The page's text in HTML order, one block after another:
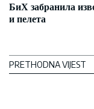
БиХ забранила
и пелета
PRETHODNA VIJEST